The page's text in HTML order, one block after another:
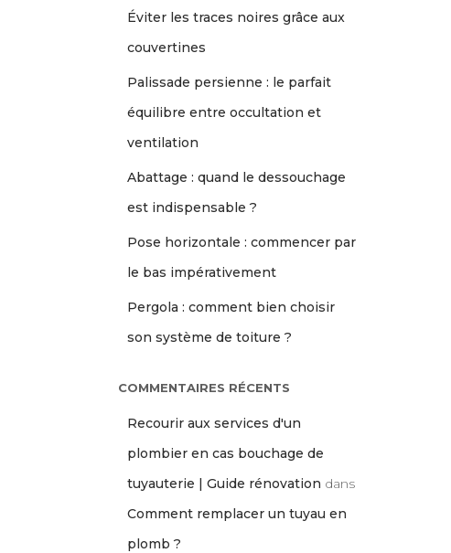
Éviter les traces noires grâce aux
couvertines
Palissade persienne : le parfait
équilibre entre occultation et
ventilation
Abattage : quand le dessouchage
est indispensable ?
Pose horizontale : commencer par
le bas impérativement
Pergola : comment bien choisir
son système de toiture ?
COMMENTAIRES RÉCENTS
Recourir aux services d'un
plombier en cas bouchage de
tuyauterie | Guide rénovation dans
Comment remplacer un tuyau en
plomb ?